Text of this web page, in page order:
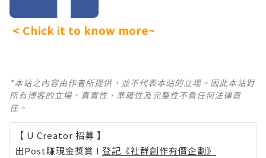
< Chick it to know more~
*本站之內容由作者所提供，並不代表本站的立場。因此本站對
所有博客的立場、真實性、準確性及完整性不負任何法律責
任。
【 U Creator 招募 】
出Post賺現金獎賞 l 登記《社群創作有價企劃》